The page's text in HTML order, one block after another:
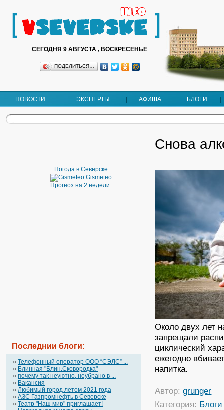
СЕГОДНЯ 9 АВГУСТА , ВОСКРЕСЕНЬЕ
ПОДЕЛИТЬСЯ…
НОВОСТИ ЭКСПЕРТЫ АФИША БЛОГИ
Погода в Северске
Gismeteo
Прогноз на 2 недели
Последнии блоги:
» Телефонный оператор OOO “СЭЛС” ...
» Блинная "Блин.Сковородка"
» почему так неуютно, неубрано в ...
» Вакансия
» Любимый город летом 2021 года
» АЗС Газпромнефть в Северске
» Театр "Наш мир" приглашает!
Снова
Около двух лет
запрещали
циклический
ежегодно
напитка.
Автор:grunger
Категория: Блоги